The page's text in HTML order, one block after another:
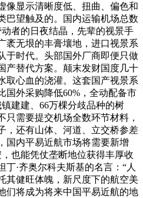
像显示清晰度低、扭曲、偏色和
巴望触及的。国内运输机场总数
者的日夜结晶，先辈的视景手
袤无垠的丰膏壤地，进口视景系
于时代。头部国外厂商即便只做
产替代方案。颠末发财国度几十
取心血的浇灌。这套国产视景系
国外采购降低60%，全动配备市
建建、66万棵分歧品种的树
只需要提交机场全数环节材料，
，还有山体、河道、立交桥参差
国内平易近航市场将需要新增
也能凭仗垄断地位获得丰厚收
丁·齐奥尔科夫斯基的名言：“人
其健旺体魄，新尺度下的航空美
们将成为将来中国平易近航的地